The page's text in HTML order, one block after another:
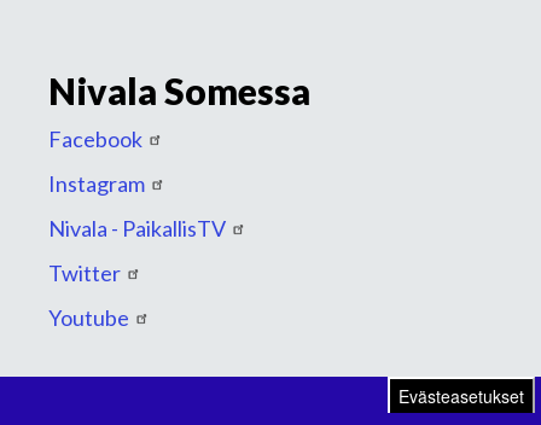
Nivala Somessa
Facebook
Instagram
Nivala - PaikallisTV
Twitter
Youtube
Evästeasetukset